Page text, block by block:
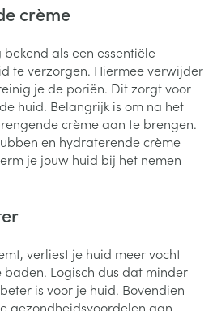
crème
als een essentiële
te verzorgen. Hiermee verwijder
je de poriën. Dit zorgt voor
huid. Belangrijk is om na het
crème aan te brengen.
en hydraterende crème
je jouw huid bij het nemen
verliest je huid meer vocht
Logisch dus dat minder
is voor je huid. Bovendien
gezondheidsvoordelen aan